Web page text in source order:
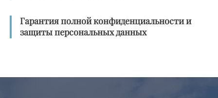
Гарантия полной конфиденциальности и
защиты персональных данных